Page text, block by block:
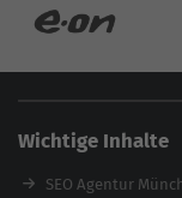
Wichtige Inhalte
SEO Agentur